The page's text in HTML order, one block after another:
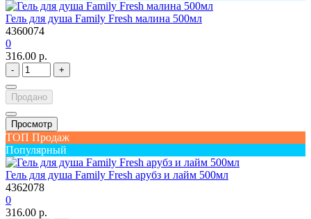
Гель для душа Family Fresh малина 500мл
4360074
0
316.00 р.
- +
Продано
Просмотр
ТОП Продаж
Популярный
Гель для душа Family Fresh арубз и лайм 500мл
4362078
0
316.00 р.